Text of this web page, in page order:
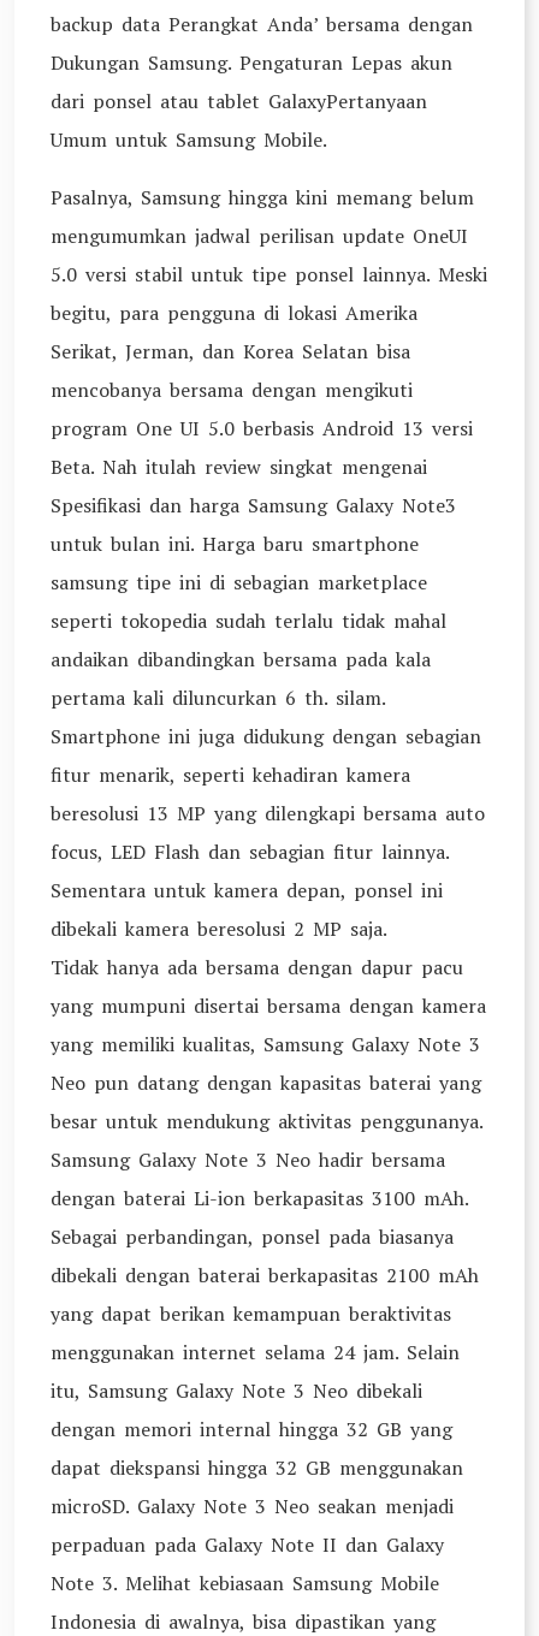
backup data Perangkat Anda’ bersama dengan
Dukungan Samsung. Pengaturan Lepas akun
dari ponsel atau tablet GalaxyPertanyaan
Umum untuk Samsung Mobile.
Pasalnya, Samsung hingga kini memang belum
mengumumkan jadwal perilisan update OneUI
5.0 versi stabil untuk tipe ponsel lainnya. Meski
begitu, para pengguna di lokasi Amerika
Serikat, Jerman, dan Korea Selatan bisa
mencobanya bersama dengan mengikuti
program One UI 5.0 berbasis Android 13 versi
Beta. Nah itulah review singkat mengenai
Spesifikasi dan harga Samsung Galaxy Note3
untuk bulan ini. Harga baru smartphone
samsung tipe ini di sebagian marketplace
seperti tokopedia sudah terlalu tidak mahal
andaikan dibandingkan bersama pada kala
pertama kali diluncurkan 6 th. silam.
Smartphone ini juga didukung dengan sebagian
fitur menarik, seperti kehadiran kamera
beresolusi 13 MP yang dilengkapi bersama auto
focus, LED Flash dan sebagian fitur lainnya.
Sementara untuk kamera depan, ponsel ini
dibekali kamera beresolusi 2 MP saja.
Tidak hanya ada bersama dengan dapur pacu
yang mumpuni disertai bersama dengan kamera
yang memiliki kualitas, Samsung Galaxy Note 3
Neo pun datang dengan kapasitas baterai yang
besar untuk mendukung aktivitas penggunanya.
Samsung Galaxy Note 3 Neo hadir bersama
dengan baterai Li-ion berkapasitas 3100 mAh.
Sebagai perbandingan, ponsel pada biasanya
dibekali dengan baterai berkapasitas 2100 mAh
yang dapat berikan kemampuan beraktivitas
menggunakan internet selama 24 jam. Selain
itu, Samsung Galaxy Note 3 Neo dibekali
dengan memori internal hingga 32 GB yang
dapat diekspansi hingga 32 GB menggunakan
microSD. Galaxy Note 3 Neo seakan menjadi
perpaduan pada Galaxy Note II dan Galaxy
Note 3. Melihat kebiasaan Samsung Mobile
Indonesia di awalnya, bisa dipastikan yang